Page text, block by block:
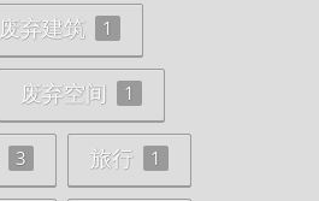
废弃建筑 1
废弃空间 1
3 旅行 1